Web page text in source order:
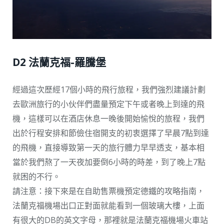
D2 法蘭克福-羅騰堡
經過這次歷經17個小時的飛行旅程，我們強烈建議計劃
去歐洲旅行的小伙伴們盡量預定下午或者晚上到達的飛
機，這樣可以在酒店休息一晚後開始愉悅的旅程，我們
出於行程安排和節儉住宿開支的初衷選擇了早晨7點到達
的飛機，直接導致第一天的旅行體力早早透支，基本相
當於我們熬了一天夜加要倒6小時的時差，到了晚上7點
就困的不行。
請注意：接下來是在自助售票機預定德鐵的攻略指南，
法蘭克福機場出口正對面就能看到一個玻璃大樓，上面
有很大的DB的英文字母，那裡就是法蘭克福機場火車站